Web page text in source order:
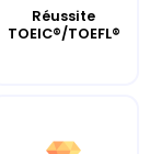
Réussite
TOEIC®/TOEFL®